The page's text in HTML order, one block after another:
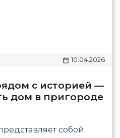
10.04.2026
с историей —
дом в пригороде
собой